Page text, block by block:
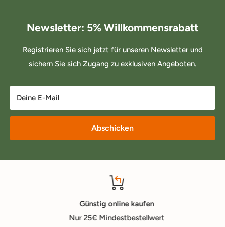
Newsletter: 5% Willkommensrabatt
Registrieren Sie sich jetzt für unseren Newsletter und
sichern Sie sich Zugang zu exklusiven Angeboten.
Deine E-Mail
Abschicken
Günstig online kaufen
Nur 25€ Mindestbestellwert